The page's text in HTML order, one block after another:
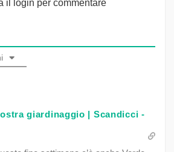
il login per commentare
giardinaggio | Scandicci -